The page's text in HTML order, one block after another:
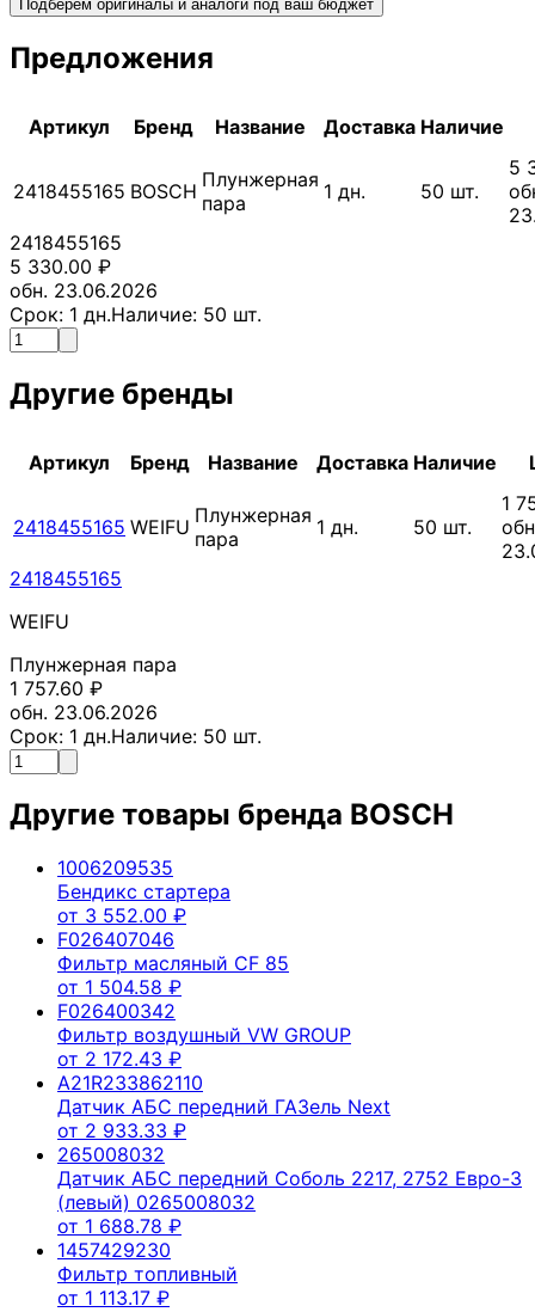
Подберём оригиналы и аналоги под ваш бюджет
Предложения
Артикул Бренд Название Доставка Наличие
2418455165 BOSCH Плунжерная
пара
1 дн. 50 шт.
5
2418455165
5 330.00 ₽
обн. 23.06.2026
Срок: 1 дн.Наличие: 50 шт.
Другие бренды
Артикул Бренд Название Доставка Наличие
2418455165 WEIFU Плунжерная
пара
1 дн. 50 шт.
1
2418455165
WEIFU
Плунжерная пара
1 757.60 ₽
обн. 23.06.2026
Срок: 1 дн.Наличие: 50 шт.
Другие товары бренда BOSCH
1006209535
Бендикс стартера
от 3 552.00 ₽
F026407046
Фильтр масляный CF 85
от 1 504.58 ₽
F026400342
Фильтр воздушный VW GROUP
от 2 172.43 ₽
A21R233862110
Датчик АБС передний ГАЗель Next
от 2 933.33 ₽
265008032
Датчик АБС передний Соболь 2217, 2752 Евро-3
(левый) 0265008032
от 1 688.78 ₽
1457429230
Фильтр топливный
от 1 113.17 ₽